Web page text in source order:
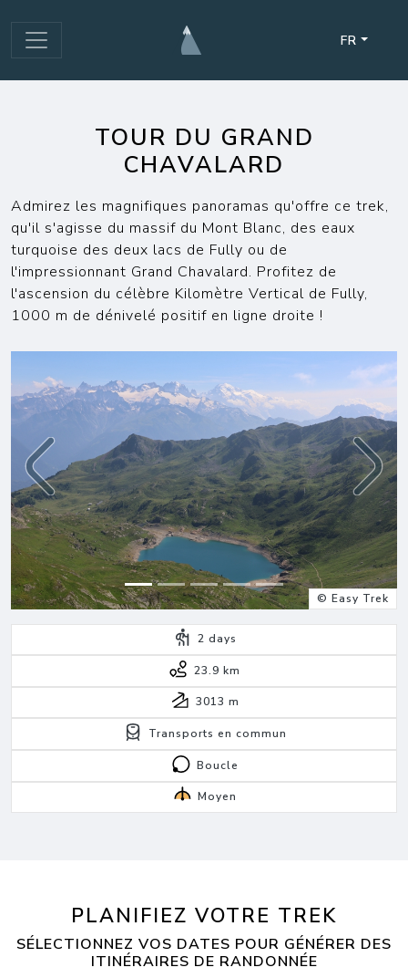
FR
TOUR DU GRAND
CHAVALARD
Admirez les magnifiques panoramas qu'offre ce trek,
qu'il s'agisse du massif du Mont Blanc, des eaux
turquoise des deux lacs de Fully ou de
l'impressionnant Grand Chavalard. Profitez de
l'ascension du célèbre Kilomètre Vertical de Fully,
1000 m de dénivelé positif en ligne droite !
© Easy Trek
Previous Next
2 days
23.9 km
3013 m
Transports en commun
Boucle
Moyen
PLANIFIEZ VOTRE TREK
SÉLECTIONNEZ VOS DATES POUR GÉNÉRER DES
ITINÉRAIRES DE RANDONNÉE